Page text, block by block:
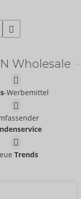
Wholesale
-Werbemittel
Trends